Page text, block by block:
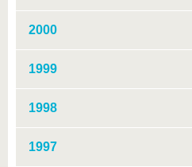
2000
1999
1998
1997